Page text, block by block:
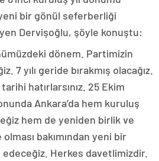
yeni bir gönül seferberliği
Dervişoğlu, şöyle konuştu:
dönem. Partimizin
7 yılı geride bırakmış olacağız.
hatırlarsınız. 25 Ekim
Ankara’da hem kuruluş
hem de yeniden birlik ve
bakımından yeni bir
Herkes davetlimizdir.